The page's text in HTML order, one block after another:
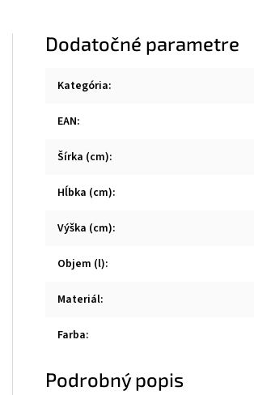
Dodatočné parametre
Kategória:
EAN:
Šírka (cm):
Hĺbka (cm):
Výška (cm):
Objem (l):
Materiál:
Farba:
Podrobný popis